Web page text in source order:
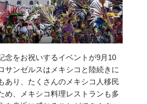
念をお祝いするイベントが9月10
サンゼルスはメキシコと陸続きに
あり、たくさんのメキシコ人移民
め、メキシコ料理レストランも多